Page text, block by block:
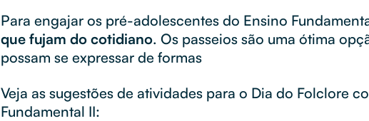
Para engajar os pré-adolescentes do Ensino
que fujam do cotidiano. Os passeios são uma ótima
possam se expressar de formas
Veja as sugestões de atividades para o Dia do Folclore
Fundamental II: